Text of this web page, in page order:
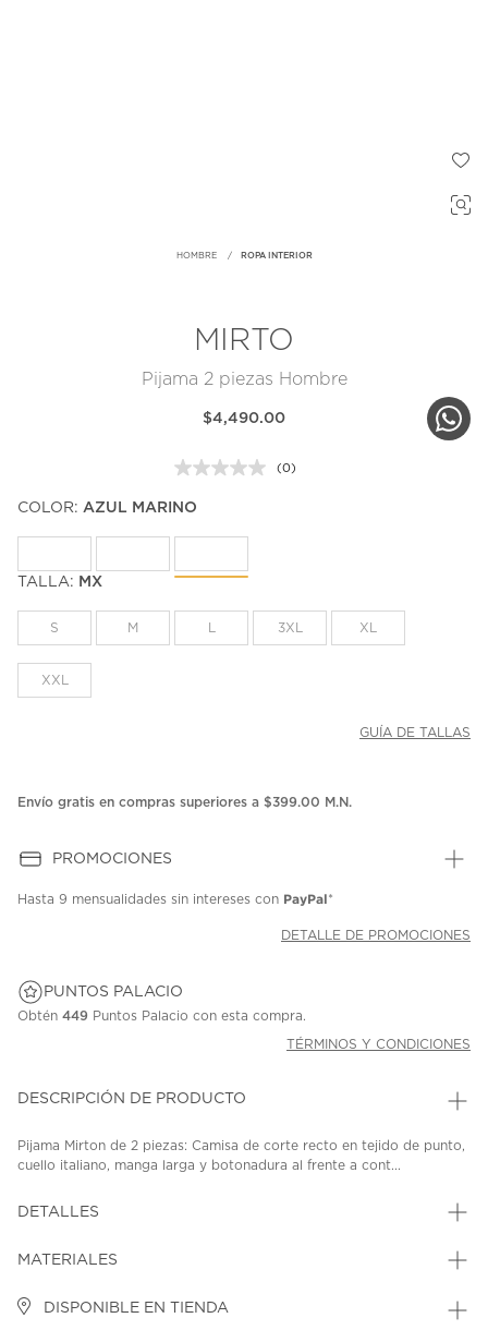
HOMBRE ROPA INTERIOR
MIRTO
Pijama 2 piezas Hombre
$4,490.00
Sin
(0)
COLOR: AZUL MARINO
TALLA: MX
S M 3XL XL
XXL
GUÍA DE TALLAS
Envío gratis en compras superiores a $399.00 M.N.
PROMOCIONES
Hasta 9 mensualidades sin intereses con PayPal*
DETALLE DE PROMOCIONES
PUNTOS PALACIO
Obtén 449 Puntos Palacio con esta compra.
TÉRMINOS Y CONDICIONES
DESCRIPCIÓN DE PRODUCTO
Pijama Mirton de 2 piezas: Camisa de corte recto en tejido de punto,
cuello italiano, manga larga y botonadura al frente a cont...
DETALLES
MATERIALES
DISPONIBLE EN TIENDA